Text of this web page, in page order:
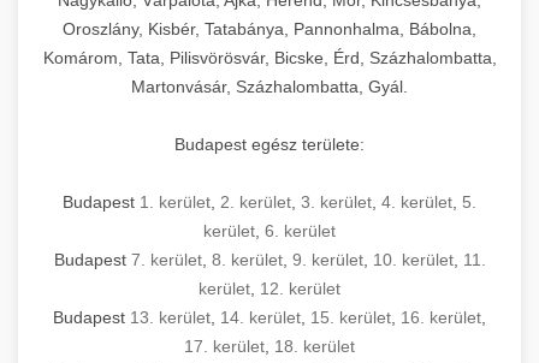
Oroszlány, Kisbér, Tatabánya, Pannonhalma, Bábolna,
Komárom, Tata, Pilisvörösvár, Bicske, Érd, Százhalombatta,
Martonvásár, Százhalombatta, Gyál.
Budapest egész területe:
Budapest 1. kerület 2. kerület 3. kerület 4. kerület 5.
kerület 6. kerület
Budapest 7. kerület, 8. kerület, 9. kerület, 10. kerület, 11.
kerület 12. kerület
Budapest 13. kerület 14. kerület 15. kerület 16. kerület
17. kerület 18. kerület